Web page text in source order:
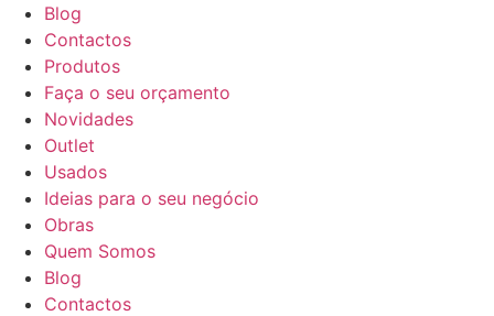
Blog
Contactos
Produtos
Faça o seu orçamento
Novidades
Outlet
Usados
Ideias para o seu negócio
Obras
Quem Somos
Blog
Contactos